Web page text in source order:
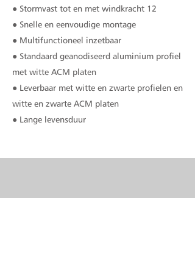
● Stormvast tot en met windkracht 12
● Snelle en eenvoudige montage
● Multifunctioneel inzetbaar
● Standaard geanodiseerd aluminium profiel
met witte ACM platen
● Leverbaar met witte en zwarte profielen en
witte en zwarte ACM platen
● Lange levensduur